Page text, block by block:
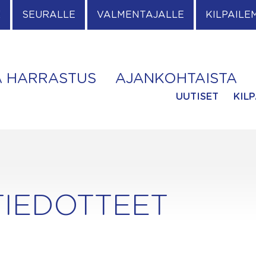
SEURALLE VALMENTAJALLE
HARRASTUS AJANKOHTAISTA
UUTISET